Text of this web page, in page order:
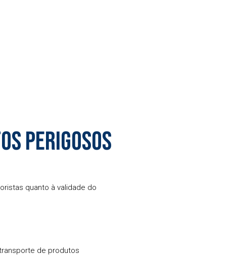
Perigosos
quanto à validade do
de produtos